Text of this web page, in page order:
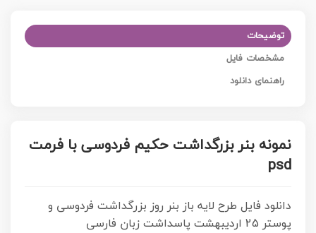
توضیحات
مشخصات فایل
راهنمای دانلود
نمونه بنر بزرگداشت حکیم فردوسی با فرمت
psd
دانلود فایل طرح لایه باز بنر روز بزرگداشت فردوسی و
پوستر 25 اردیبهشت پاسداشت زبان فارسی